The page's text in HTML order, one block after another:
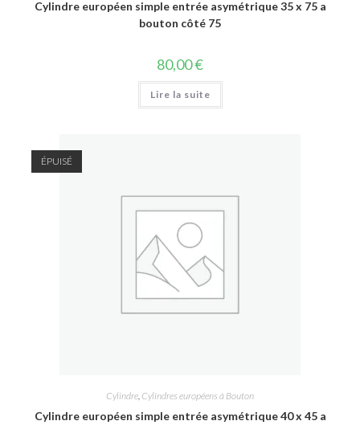
Cylindre européen simple entrée asymétrique 35 x 75 a
bouton côté 75
80,00€
Lire la suite
ÉPUISÉ
Cylindre, Cylindres européens à Bouton
Cylindre européen simple entrée asymétrique 40 x 45 a